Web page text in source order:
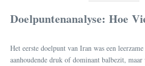
Doelpuntenanalyse: Hoe
Het eerste doelpunt van Iran was een
aanhoudende druk of dominant balbezit,